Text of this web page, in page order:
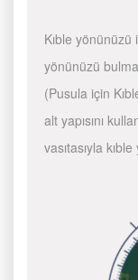
Kıble
yönünüzü
(Pusula için
alt yapısını
vasıtasıyla